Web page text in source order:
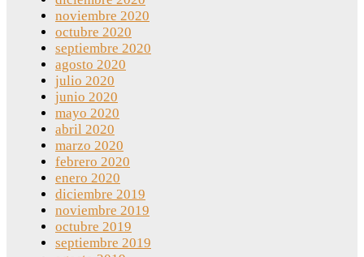
noviembre 2020
octubre 2020
septiembre 2020
agosto 2020
julio 2020
junio 2020
mayo 2020
abril 2020
marzo 2020
febrero 2020
enero 2020
diciembre 2019
noviembre 2019
octubre 2019
septiembre 2019